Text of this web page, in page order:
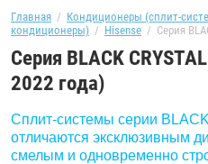
Главная
  /
Кондиционеры (сплит-
кондиционеры)
  /
Hisense
/  Серия
Серия BLACK
2022 года)
Сплит-системы серии
отличаются эксклюзивным
смелым и одновременно